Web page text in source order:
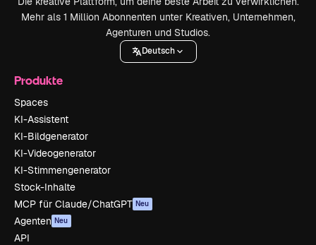
Mehr als 1 Million Abonnenten unter Kreativen, Unternehmen,
Agenturen und Studios.
Deutsch
Produkte
Spaces
KI-Assistent
KI-Bildgenerator
KI-Videogenerator
KI-Stimmengenerator
Stock-Inhalte
MCP für Claude/ChatGPT Neu
Agenten Neu
API